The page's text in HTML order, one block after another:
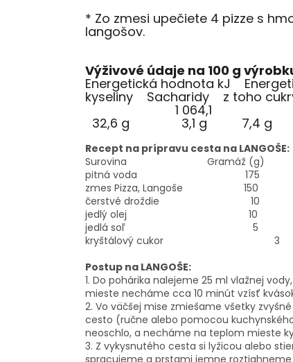
* Zo zmesi upečiete 4 pizze s
langošov.
Výživové údaje na 100 g
Energetická hodnota kJ
kyseliny Sacharidy z toho
1 064,1
32,6 g 3,1 g 7,4 g
Recept na prípravu cesta na LANGOŠE:
Surovina Gramáž (g) %
pitná voda 175
zmes Pizza, Langoše 150
čerstvé droždie 10
jedlý olej 10
jedlá soľ 5
kryštálový cukor 3
Postup na LANGOŠE:
1. Do pohárika nalejeme 25 ml vlažnej
mieste necháme cca 10 minút vzísť
2. Vo väčšej mise zmiešame všetky
cesto (ručne alebo pomocou
neoschlo, a necháme na teplom mieste
3. Z vykysnutého cesta si lyžicou alebo